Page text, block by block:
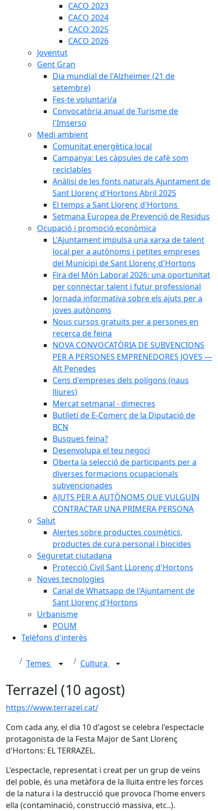
CACO 2023
CACO 2024
CACO 2025
CACO 2026
Joventut
Gent Gran
Dia mundial de l'Alzheimer (21 de
setembre)
Fes-te voluntari/a
Convocatòria anual de Turisme de
l'Imserso
Medi ambient
Comunitat energètica local
Campanya: Les càpsules de cafè som
reciclables
Anàlisi de les fonts naturals Ajuntament de
Sant Llorenç d'Hortons Abril 2025
El temps a Sant Llorenç d'Hortons
Setmana Europea de Prevenció de Residus
Ocupació i promoció econòmica
L'Ajuntament impulsa una xarxa de talent
local per a autònoms i petites empreses
del Municipi de Sant Llorenç d'Hortons
Fira del Món Laboral 2026: una oportunitat
per connectar talent i futur professional
Jornada informativa sobre els ajuts per a
joves autònoms
Nous cursos gratuïts per a persones en
recerca de feina
NOVA CONVOCATÒRIA DE SUBVENCIONS
PER A PERSONES EMPRENEDORES JOVES —
Alt Penedes
Cens d'empreses dels polígons (naus
lliures)
Mercat setmanal - dimecres
Butlletí de E-Comerç de la Diputació de
BCN
Busques feina?
Desenvolupa el teu negoci
Oberta la selecció de participants per a
diverses formacions ocupacionals
subvencionades
AJUTS PER A AUTÒNOMS QUE VULGUIN
CONTRACTAR UNA PRIMERA PERSONA
Salut
Alertes sobre productes cosmètics,
productes de cura personal i biocides
Seguretat ciutadana
Protecció Civil Sant LLorenç d'Hortons
Noves tecnologies
Canal de Whatsapp de l'Ajuntament de
Sant Llorenç d'Hortons
Urbanisme
POUM
Telèfons d'interès
Temes Cultura
Terrazel (10 agost)
https://www.terrazel.cat/
Com cada any, el dia 10 d'agost se celebra l'espectacle
protagonista de la Festa Major de Sant Llorenç
d'Hortons: EL TERRAZEL.
L'espectacle, representat i creat per un grup de veïns
del poble, és una metàfora de la lluita entre les forces
de la natura i la destrucció que provoca l'home envers
ella (contaminació, construcció massiva, etc..).